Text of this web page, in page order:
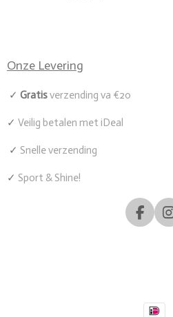
Onze Levering
✓ Gratisverzending va €20
✓ Veilig betalen met iDeal
✓ Snelle verzending
✓ Sport & Shine!
F
a
I
n